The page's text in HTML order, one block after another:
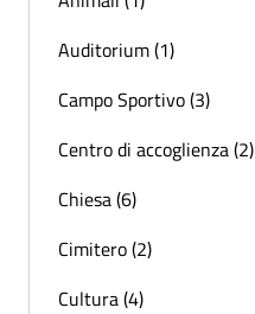
Auditorium (1)
Campo Sportivo (3)
Centro di accoglienza (2)
Chiesa (6)
Cimitero (2)
Cultura (4)